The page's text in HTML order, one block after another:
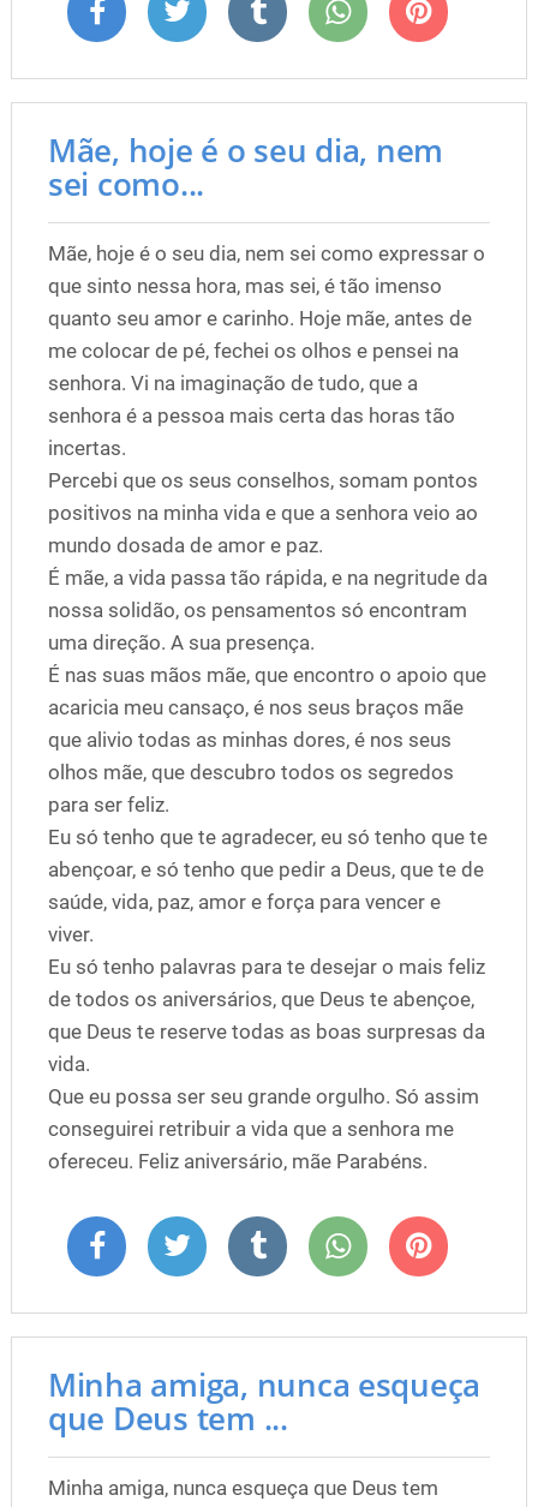
Mãe, hoje é o seu dia, nem
sei como...
Mãe, hoje é o seu dia, nem sei como expressar o
que sinto nessa hora, mas sei, é tão imenso
quanto seu amor e carinho. Hoje mãe, antes de
me colocar de pé, fechei os olhos e pensei na
senhora. Vi na imaginação de tudo, que a
senhora é a pessoa mais certa das horas tão
incertas.
Percebi que os seus conselhos, somam pontos
positivos na minha vida e que a senhora veio ao
mundo dosada de amor e paz.
É mãe, a vida passa tão rápida, e na negritude da
nossa solidão, os pensamentos só encontram
uma direção. A sua presença.
É nas suas mãos mãe, que encontro o apoio que
acaricia meu cansaço, é nos seus braços mãe
que alivio todas as minhas dores, é nos seus
olhos mãe, que descubro todos os segredos
para ser feliz.
Eu só tenho que te agradecer, eu só tenho que te
abençoar, e só tenho que pedir a Deus, que te de
saúde, vida, paz, amor e força para vencer e
viver.
Eu só tenho palavras para te desejar o mais feliz
de todos os aniversários, que Deus te abençoe,
que Deus te reserve todas as boas surpresas da
vida.
Que eu possa ser seu grande orgulho. Só assim
conseguirei retribuir a vida que a senhora me
ofereceu. Feliz aniversário, mãe Parabéns.
Minha amiga, nunca esqueça
que Deus tem ...
Minha amiga, nunca esqueça que Deus tem